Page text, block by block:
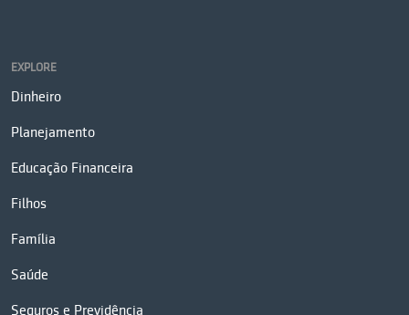
EXPLORE
Dinheiro
Planejamento
Educação Financeira
Filhos
Família
Saúde
Seguros e Previdência